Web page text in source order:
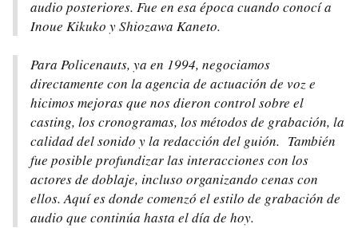
audio posteriores. Fue en esa época cuando conocí a
Inoue Kikuko y Shiozawa Kaneto.
Para Policenauts, ya en 1994, negociamos
directamente con la agencia de actuación de voz e
hicimos mejoras que nos dieron control sobre el
casting, los cronogramas, los métodos de grabación, la
calidad del sonido y la redacción del guión. También
fue posible profundizar las interacciones con los
actores de doblaje, incluso organizando cenas con
ellos. Aquí es donde comenzó el estilo de grabación de
audio que continúa hasta el día de hoy.